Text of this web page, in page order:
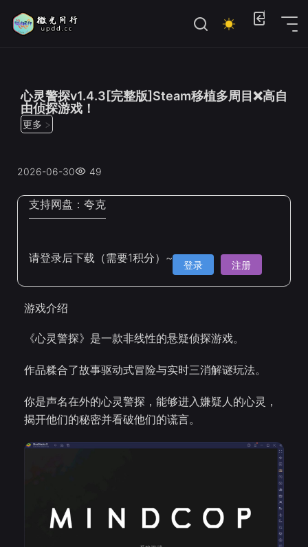
心灵警探v1.4.3[完整版]Steam移植多周目❌高自
由侦探游戏！
更多 >
2026-06-30 49
支持网盘： 夸克
请登录后下载（需要1积分）~ 登录 注册
游戏介绍
《心灵警探》是一款非线性的悬疑侦探游戏。
作品糅合了故事驱动式冒险与实时三消解谜玩法。
你是声名在外的心灵警探，能够进入嫌疑人的心灵，
揭开他们的秘密并看破他们的谎言。